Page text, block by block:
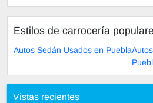
Estilos de carrocería
Autos Sedán Usados en Puebla
Vistas recientes